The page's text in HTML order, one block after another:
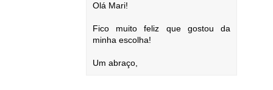
Olá Mari!
Fico muito feliz que gostou da
minha escolha!
Um abraço,